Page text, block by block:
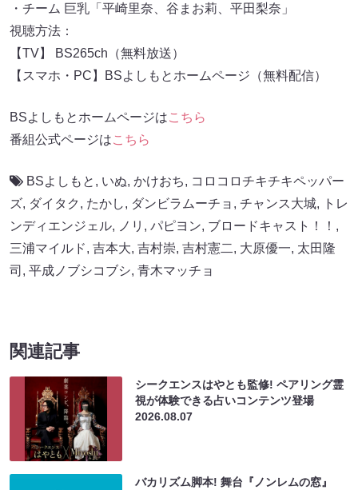
・チーム 巨乳「平崎里奈、谷まお莉、平田梨奈」
視聴方法：
【TV】 BS265ch（無料放送）
【スマホ・PC】BSよしもとホームページ（無料配信）
BSよしもとホームページはこちら
番組公式ページはこちら
BSよしもと , いぬ, かけおち, コロコロチキチキペッパー
ズ, ダイタク , たかし, ダンビラムーチョ , チャンス大城,
トレ
ンディエンジェル, ノリ , パピヨン, ブロードキャスト！！ ,
三浦マイルド, 吉本大, 吉村崇, 吉村憲二, 大原優一, 太田隆
司 , 平成ノブシコブシ, 青木マッチョ
関連記事
シークエンスはやとも監修! ペアリング霊
視が体験できる占いコンテンツ登場
2026.08.07
バカリズム脚本! 舞台『ノンレムの窓』